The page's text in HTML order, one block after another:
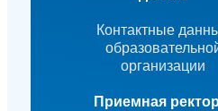
Контактные
организации
Приемная